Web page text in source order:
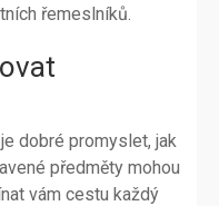
řemeslníků.
dobré promyslet, jak
předměty mohou
vám cestu každý